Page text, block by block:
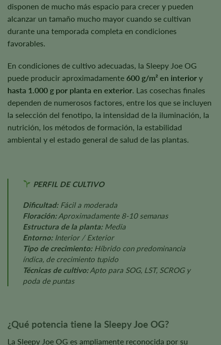
disponen de mucho más espacio para crecer y pueden
alcanzar un tamaño mucho mayor cuando se cultivan
durante una temporada completa en condiciones
favorables.
En condiciones de cultivo adecuadas, la Sleepy Joe OG
puede producir aproximadamente 600 g/m² en interior y
hasta 1.000 g por planta en exterior. Las cosechas finales
dependen de numerosos factores, entre los que se incluyen
la selección del fenotipo, la intensidad de la iluminación, la
nutrición, los métodos de formación, la estabilidad
ambiental y el estado general de salud de las plantas.
PERFIL DE CULTIVO
Dificultad:Fácil a moderada
Floración:Aproximadamente 8-10 semanas
Estructura de la planta:Media
Entorno:Interior / Exterior
Tipo de crecimiento:Híbrido con predominancia
índica, de crecimiento tupido
Técnicas de cultivo:Apto para SOG, LST, SCROG y
poda de puntas
¿Qué potencia tiene la Sleepy Joe OG?
La Sleepy Joe OG es ampliamente reconocida por su